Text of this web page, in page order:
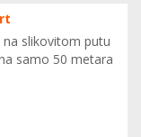
na slikovitom putu
samo 50 metara